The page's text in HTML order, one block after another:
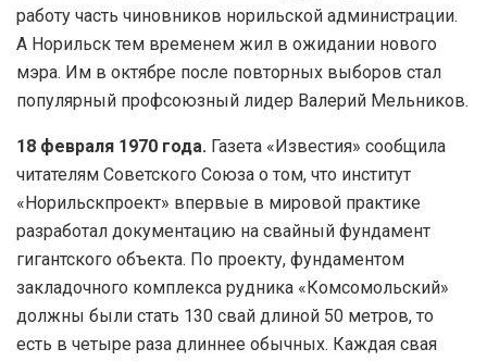
работу часть чиновников норильской администрации.
А Норильск тем временем жил в ожидании нового
мэра. Им в октябре после повторных выборов стал
популярный профсоюзный лидер Валерий Мельников.
18 февраля 1970 года. Газета «Известия» сообщила
читателям Советского Союза о том, что институт
«Норильскпроект» впервые в мировой практике
разработал документацию на свайный фундамент
гигантского объекта. По проекту, фундаментом
закладочного комплекса рудника «Комсомольский»
должны были стать 130 свай длиной 50 метров, то
есть в четыре раза длиннее обычных. Каждая свая